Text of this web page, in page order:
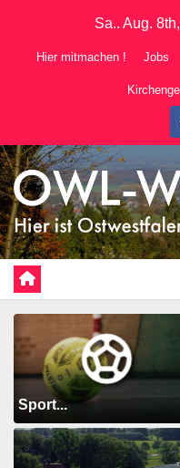
Sa.. Aug.
Hier mitmachen ! Jobs
Sport...